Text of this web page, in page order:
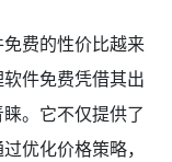
费的性价比越来
件免费凭借其出
。它不仅提供了
优化价格策略，